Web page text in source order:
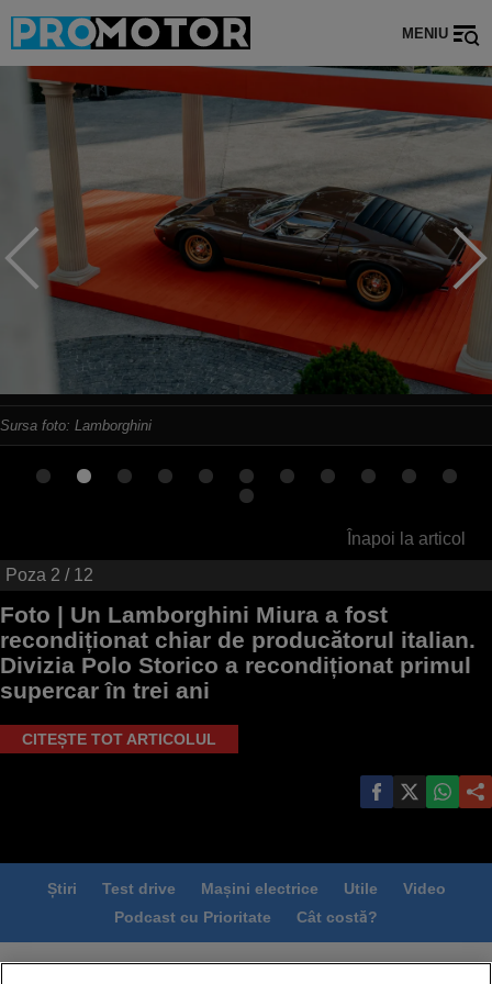
MENIU
Sursa foto: Lamborghini
Înapoi la articol
Poza 2 / 12
Foto | Un Lamborghini Miura a fost
recondiționat chiar de producătorul italian.
Divizia Polo Storico a recondiționat primul
supercar în trei ani
CITEȘTE TOT ARTICOLUL
Știri Test drive Mașini electrice Utile
Video
Podcast cu Prioritate
Cât costă?
Termeni si conditii Politica de confidentialitate